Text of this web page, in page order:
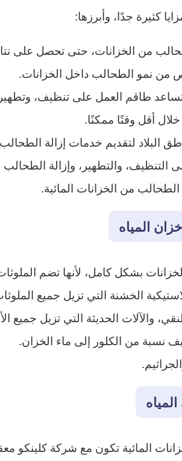
كثيرة جدًا، وأبرزها:
من الخزانات، حتى تحصل على
من نمو الطحالب داخل الخزانات.
طاقم العمل على تنظيف،
أقل وقتًا ممكنًا.
البلاد لتقديم خدمات إزالة
التنظيف، والتطهير، وإزالة
من الخزانات المائية.
المياه
بشكل كامل، لأنها تضم
الخشنة التي تزيل جميع
والآلات الحديثة التي تزيل جميع
نسبة من الكلور إلى ماء الخزان.
المائية تكون مع شركة كلينكو